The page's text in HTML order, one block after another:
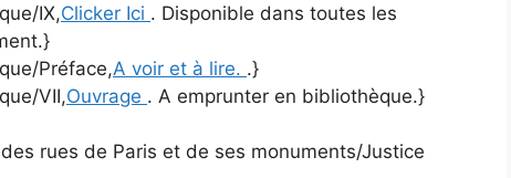
IX,Clicker Ici . Disponible dans toutes les
Préface,A voir et à lire. .}
VII,Ouvrage . A emprunter en bibliothèque.}
rues de Paris et de ses monuments/Justice